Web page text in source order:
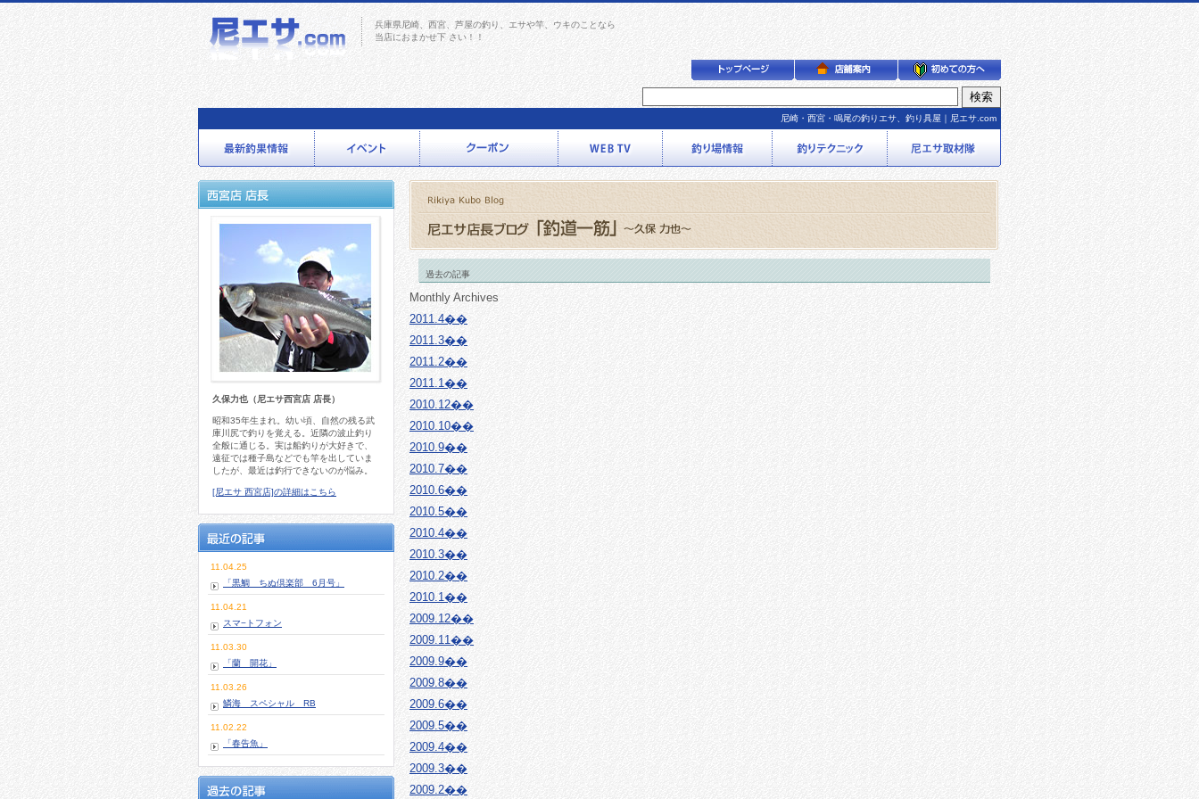
兵庫県尼崎、西宮、芦屋の釣り、エサや竿、ウキのことなら
当店におまかせ下 さい！！
尼崎・西宮・鳴尾の釣りエサ、釣り具屋｜尼エサ.com
久保力也（尼エサ西宮店 店長）
昭和35年生まれ。幼い頃、自然の残る武
庫川尻で釣りを覚える。近隣の波止釣り
全般に通じる。実は船釣りが大好きで、
遠征では種子島などでも竿を出していま
したが、最近は釣行できないのが悩み。
[尼エサ 西宮店]の詳細はこちら
11.04.25
「黒鯛 ちぬ倶楽部 6月号」
11.04.21
スマ−トフォン
11.03.30
「蘭 開花」
11.03.26
鱗海 スペシャル RB
11.02.22
「春告魚」
過去の記事
Monthly Archives
2011.4��
2011.3��
2011.2��
2011.1��
2010.12��
2010.10��
2010.9��
2010.7��
2010.6��
2010.5��
2010.4��
2010.3��
2010.2��
2010.1��
2009.12��
2009.11��
2009.9��
2009.8��
2009.6��
2009.5��
2009.4��
2009.3��
2009.2��